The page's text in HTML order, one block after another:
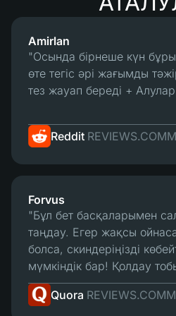
Amirlan
"Осында бірнеше күн
өте тегіс әрі жағымды
тез жауап береді +
Reddit
Forvus
"Бұл бет басқаларымен
таңдау. Егер жақсы
болса, скиндеріңізді
мүмкіндік бар! Қолдау
жауап береді және оның
Менің ойымша, бұл үздік
Quora